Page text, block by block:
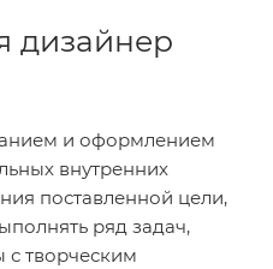
дизайнер
и оформлением
внутренних
поставленной цели,
ряд задач,
с творческим